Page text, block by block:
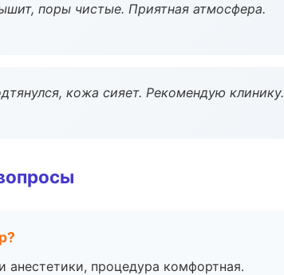
поры чистые. Приятная атмосфера.
кожа сияет. Рекомендую клинику.
анестетики, процедура комфортная.